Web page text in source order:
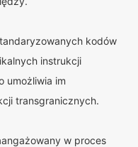
kodów
instrukcji
umożliwia im
transgranicznych.
w proces